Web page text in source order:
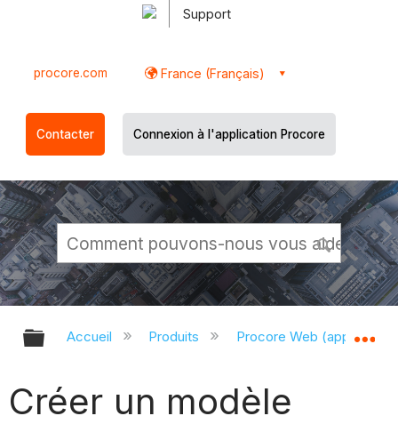
Support
procore.com France (Français)
Contacter Connexion à l'application Procore
Développer/réduire la hiérarchie
Accueil Produits Procore Web
Créer un modèle